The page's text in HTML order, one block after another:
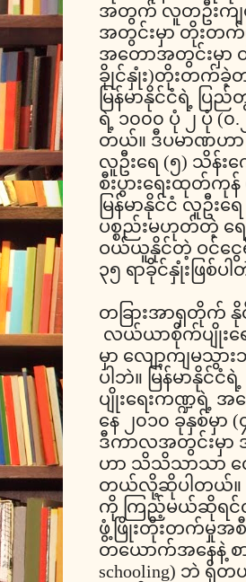
အတွက် လူတဦးကျ
အတွင်းမှာ တိုးတ
အတောအတွင်းမှာ
ခိုုင်နှုံး)တိုးတက်ခဲ့
မြန်မာနိုင်ငံရဲ့
ရဲ့ ၁၀၀၀ ပုံ ၂ ပုံ (၀
တယ်။ ဒီပမာဏဟာ
လူဦးရေ (၅) သိန်း
စီးပွားရေးထုတ်
မြန်မာနိုင်ငံ လူဦး
ပစ္စည်းမဟုတ်တဲ့ ရေ
ဝယ်ယူနိုင်တဲ့ ဝင်ငွေ
၃၅ ရာခိုင်နှုံးဖြစ်ပ
တခြားအာရှတိုက်
လယ်ယာစိုက်ပျိုးရေ
မှာ လျော့ကျမသွာ
ပါဘဲ။ မြန်မာနို
ပျိုးရေးကဏ္ဍရဲ့ အ
နေ ၂၀၁၀ ခုနှစ်
ဒီကာလအတွင်းမှာ
ဟာ သိသိသာသာ လျေ
တယ်လို့ဆိုပါတယ်။ တ
ကို ကြည့်မယ်ဆိုရင်လ
ဖွံ့ဖြိုးတိုးတက်မှုအစီအ
တယောက်အနေနဲ့ စာ
schooling) ဘဲ ရှိ